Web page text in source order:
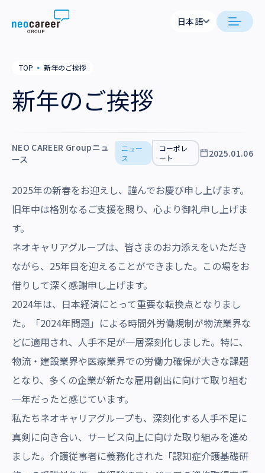
Skip to content
日本語
代表メッセージ
事業内容
就労支援
会社概要
役員一覧
拠点一覧
グループ会社
沿革・受賞歴
ニュース
サステナビリティ
採用情報
日本語
TOP ▪ 新年のご挨拶
新年のご挨拶
NEO CAREER Groupニュ
ース
ニュー
ス
コーポレ
ート
2025.01.06
2025年の新春をお迎えし、謹んでお慶び申し上げます。
旧年中は格別なるご支援を賜り、心より御礼申し上げま
す。
ネオキャリアグループは、皆さまのお力添えをいただき
ながら、25年目を迎えることができました。この場をお
借りして深く感謝申し上げます。
2024年は、日本経済にとって重要な転換点となりまし
た。「2024年問題」による時間外労働規制が物流業界な
どに適用され、人手不足が一層深刻化しました。特に、
物流・建設業界や医療業界での労働力確保が大きな課題
となり、多くの企業が新たな雇用創出に向けて取り組む
一年だったと感じています。
私たちネオキャリアグループも、深刻化する人手不足に
真剣に向き合い、サービス向上に向けた取り組みを進め
ました。介護従事者に義務化された「認知症介護基礎研